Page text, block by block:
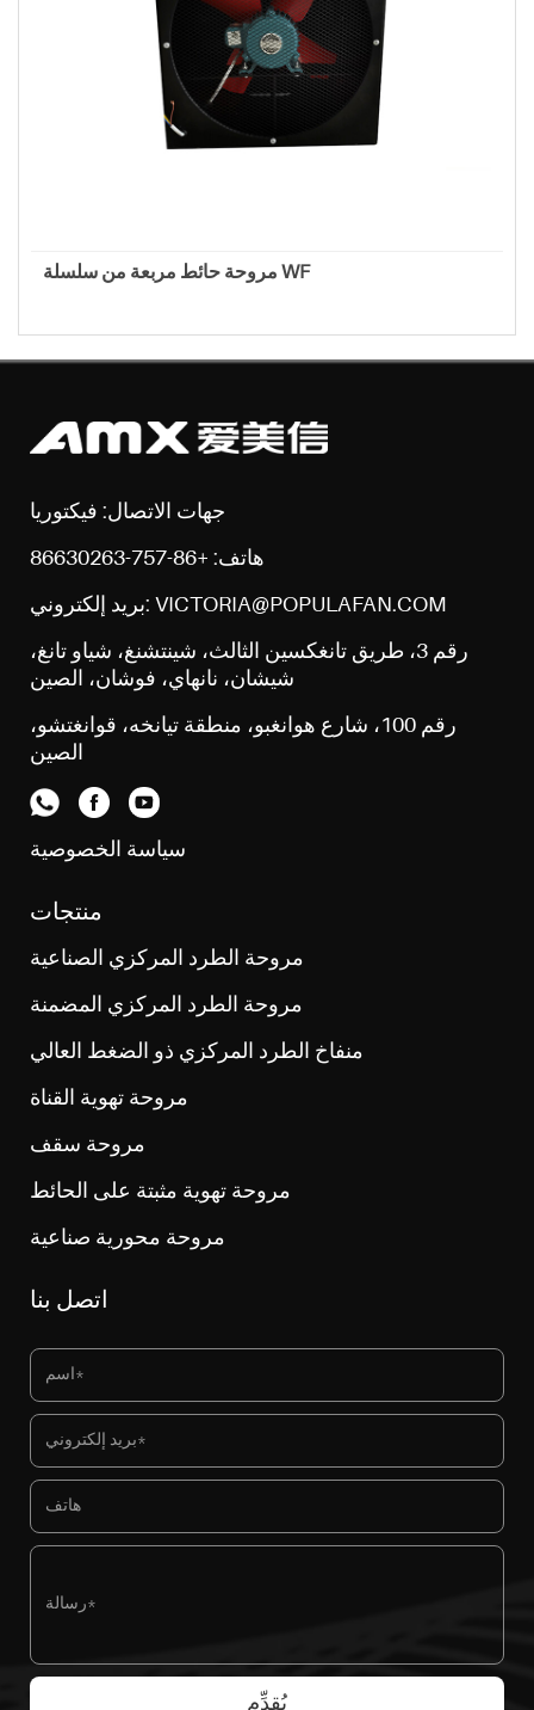
مروحة حائط مربعة من سلسلة WF
جهات الاتصال: فيكتوريا
هاتف: +86-757-86630263
بريد إلكتروني: VICTORIA@POPULAFAN.COM
رقم 3، طريق تانغكسين الثالث، شينتشنغ، شياو تانغ،
شيشان، نانهاي، فوشان، الصين
رقم 100، شارع هوانغبو، منطقة تيانخه، قوانغتشو،
الصين
سياسة الخصوصية
منتجات
مروحة الطرد المركزي الصناعية
مروحة الطرد المركزي المضمنة
منفاخ الطرد المركزي ذو الضغط العالي
مروحة تهوية القناة
مروحة سقف
مروحة تهوية مثبتة على الحائط
مروحة محورية صناعية
اتصل بنا
يُقدِّم